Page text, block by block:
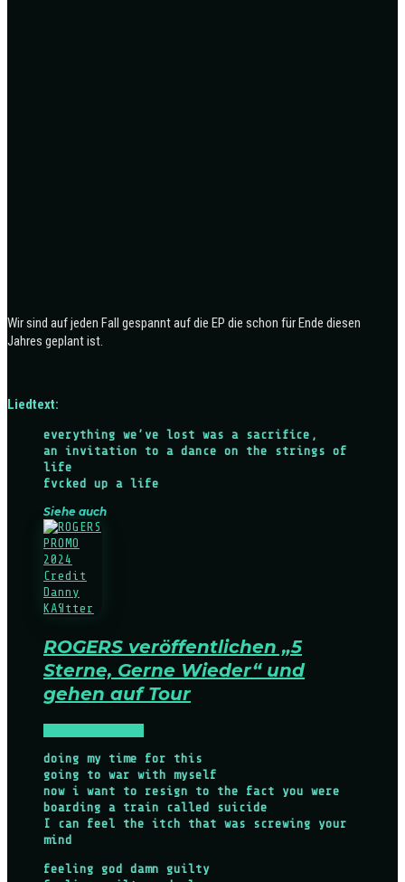
Wir sind auf jeden Fall gespannt auf die EP die schon für Ende diesen
Jahres geplant ist.
Liedtext:
everything we’ve lost was a sacrifice,
an invitation to a dance on the strings of
life
fvcked up a life
Siehe auch
ROGERS veröffentlichen „5
Sterne, Gerne Wieder“ und
gehen auf Tour
doing my time for this
going to war with myself
now i want to resign to the fact you were
boarding a train called suicide
I can feel the itch that was screwing your
mind
feeling god damn guilty